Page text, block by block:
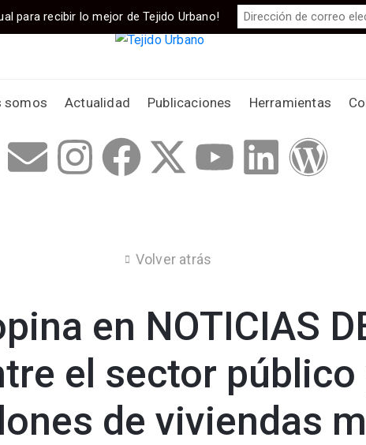
somos Actualidad Publicaciones Herramientas
Volver atrás
en NOTICIAS
el sector
de viviendas
para recibir lo mejor de Tejido Urbano!